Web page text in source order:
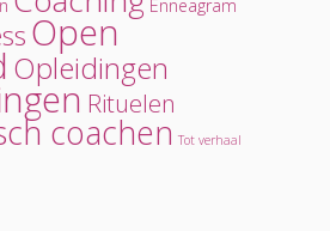
Enneagram
Open
Opleidingen
Rituelen
coachen Tot verhaal